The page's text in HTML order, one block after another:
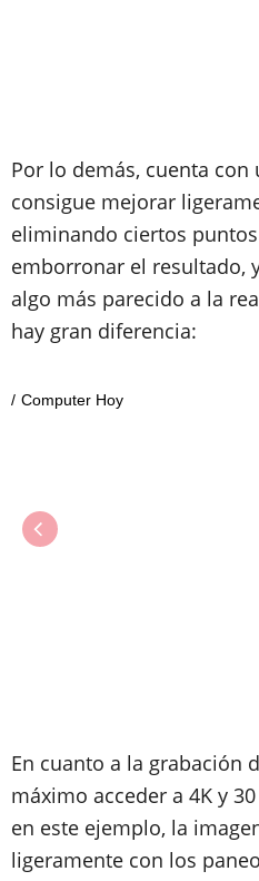
Por lo demás, cuenta
consigue mejorar
eliminando ciertos
emborronar el resultado,
algo más parecido a la
hay gran diferencia:
Computer Hoy
En cuanto a la grabación
máximo acceder a 4K y
en este ejemplo, la
ligeramente con los